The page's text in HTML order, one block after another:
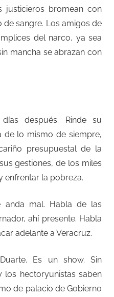
justicieros bromean con
sangre. Los amigos de
del narco, ya sea
mancha se abrazan con
después. Rinde su
de lo mismo de siempre,
presupuestal de la
gestiones, de los miles
enfrentar la pobreza.
mal. Habla de las
ahí presente. Habla
adelante a Veracruz.
Es un show. Sin
los hectoryunistas saben
de palacio de Gobierno